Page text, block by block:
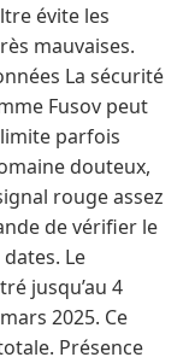
évite les
mauvaises.
La sécurité
Fusov peut
parfois
douteux,
rouge assez
de vérifier le
Le
jusqu’au 4
2025. Ce
Présence